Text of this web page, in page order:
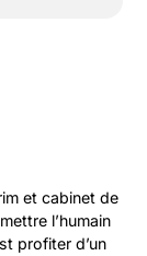
et cabinet de
l’humain
profiter d’un